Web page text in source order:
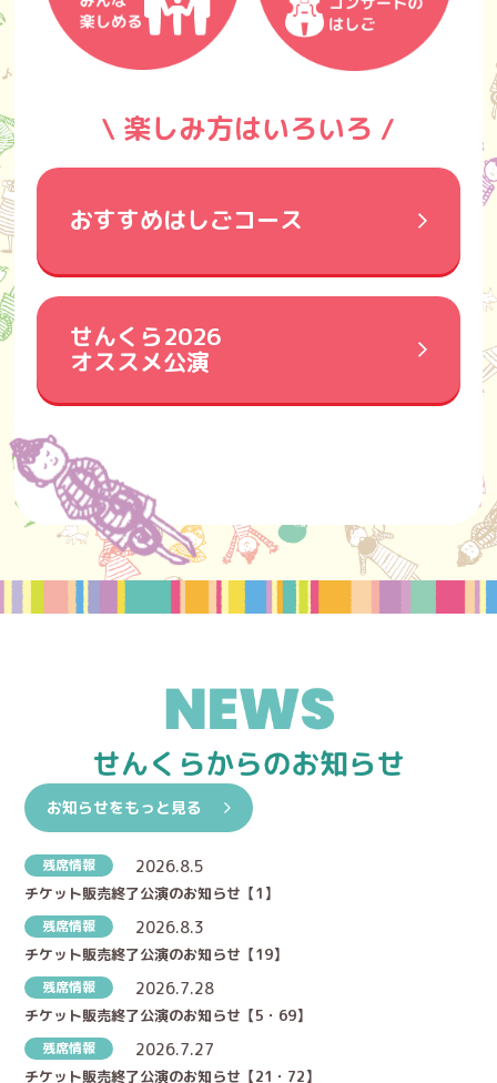
\ 楽しみ方はいろいろ /
おすすめはしごコース
せんくら2026
オススメ公演
お知らせをもっと見る
2026.8.5
残席情報
チケット販売終了公演のお知らせ【1】
2026.8.3
残席情報
チケット販売終了公演のお知らせ【19】
2026.7.28
残席情報
チケット販売終了公演のお知らせ【5・69】
2026.7.27
残席情報
チケット販売終了公演のお知らせ【21・72】